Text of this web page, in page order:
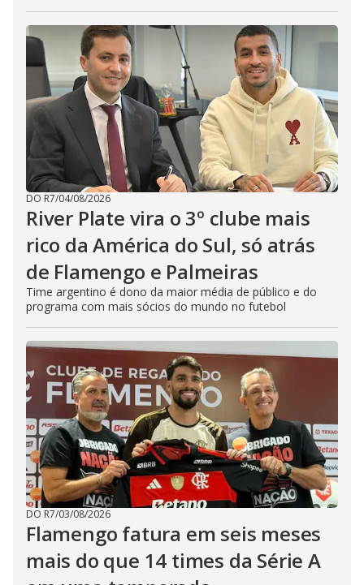
DO R7/04/08/2026
River Plate vira o 3º clube mais
rico da América do Sul, só atrás
de Flamengo e Palmeiras
Time argentino é dono da maior média de público e do
programa com mais sócios do mundo no futebol
DO R7/03/08/2026
Flamengo fatura em seis meses
mais do que 14 times da Série A